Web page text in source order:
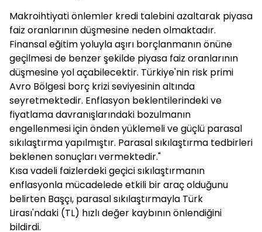
Makroihtiyati önlemler kredi talebini azaltarak piyasa
faiz oranlarının düşmesine neden olmaktadır.
Finansal eğitim yoluyla aşırı borçlanmanın önüne
geçilmesi de benzer şekilde piyasa faiz oranlarının
düşmesine yol açabilecektir. Türkiye'nin risk primi
Avro Bölgesi borç krizi seviyesinin altında
seyretmektedir. Enflasyon beklentilerindeki ve
fiyatlama davranışlarındaki bozulmanın
engellenmesi için önden yüklemeli ve güçlü parasal
sıkılaştırma yapılmıştır. Parasal sıkılaştırma tedbirleri
beklenen sonuçları vermektedir."
Kısa vadeli faizlerdeki geçici sıkılaştırmanın
enflasyonla mücadelede etkili bir araç olduğunu
belirten Başçı, parasal sıkılaştırmayla Türk
Lirası'ndaki (TL) hızlı değer kaybının önlendiğini
bildirdi.